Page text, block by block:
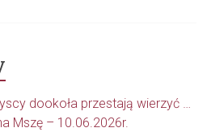
dookoła przestają wierzyć …
Mszę – 10.06.2026r.